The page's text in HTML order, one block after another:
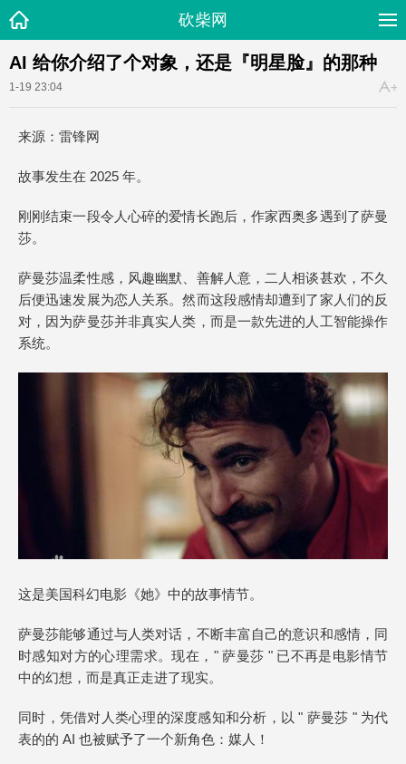
砍柴网
AI 给你介绍了个对象，还是『明星脸』的那种
1-19 23:04
来源：雷锋网
故事发生在 2025 年。
刚刚结束一段令人心碎的爱情长跑后，作家西奥多遇到了萨曼
莎。
萨曼莎温柔性感，风趣幽默、善解人意，二人相谈甚欢，不久
后便迅速发展为恋人关系。然而这段感情却遭到了家人们的反
对，因为萨曼莎并非真实人类，而是一款先进的人工智能操作
系统。
这是美国科幻电影《她》中的故事情节。
萨曼莎能够通过与人类对话，不断丰富自己的意识和感情，同
时感知对方的心理需求。现在，" 萨曼莎 " 已不再是电影情节
中的幻想，而是真正走进了现实。
同时，凭借对人类心理的深度感知和分析，以 " 萨曼莎 " 为代
表的的 AI 也被赋予了一个新角色：媒人！